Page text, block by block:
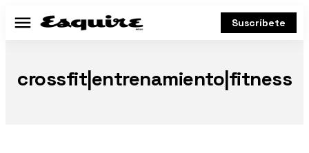
Menú Suscríbete
crossfit|entrenamiento|fitness